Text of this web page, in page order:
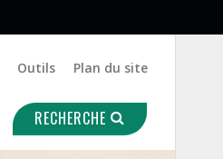
Outils Plan du site
RECHERCHE